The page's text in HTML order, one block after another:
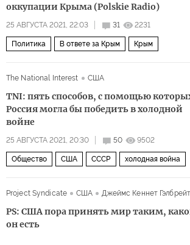
оккупации Крыма (Polskie Radio)
25 АВГУСТА 2021, 22:03 31 2231
Политика В ответе за Крым Крым
The National Interest
США
TNI: пять способов, с помощью
Россия могла бы победить в холодной
войне
25 АВГУСТА 2021, 20:30 50 9502
Общество США СССР холодная война
Project Syndicate США Джеймс Кеннет Гэлбрейт
PS: США пора принять мир таким,
он есть